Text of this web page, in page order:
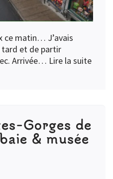
ce matin… J’avais
tard et de partir
Arrivée… Lire la suite
Gorges de
& musée